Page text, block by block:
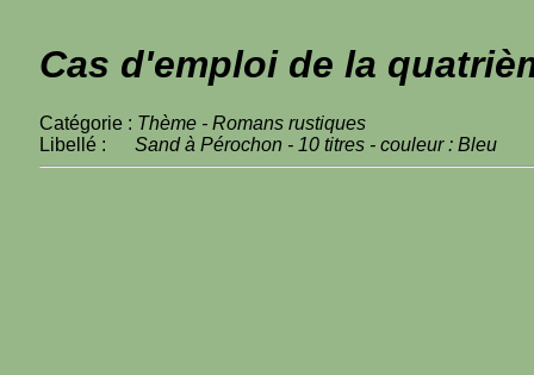
Cas d'emploi de la
Catégorie : Thème - Romans rustiques
Libellé : Sand à Pérochon - 10 titres - couleur : Bleu